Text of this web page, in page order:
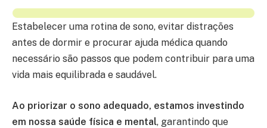
Estabelecer uma rotina de sono, evitar distrações
antes de dormir e procurar ajuda médica quando
necessário são passos que podem contribuir para uma
vida mais equilibrada e saudável.
Ao priorizar o sono adequado, estamos investindo
em nossa saúde física e mental, garantindo que